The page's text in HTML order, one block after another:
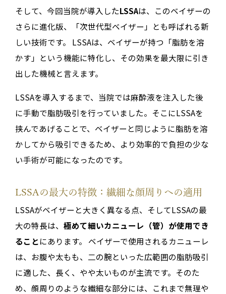
そして、今回当院が導入したLSSAは、このベイザーの
さらに進化版、「次世代型ベイザー」とも呼ばれる新
しい技術です。 LSSAは、ベイザーが持つ「脂肪を溶
かす」という機能に特化し、その効果を最大限に引き
出した機械と言えます。
LSSAを導入するまで、当院では麻酔液を注入した後
に手動で脂肪吸引を行っていました。そこにLSSAを
挟んであげることで、ベイザーと同じように脂肪を溶
かしてから吸引できるため、より効率的で負担の少な
い手術が可能になったのです。
LSSAの最大の特徴：繊細な顔周りへの適用
LSSAがベイザーと大きく異なる点、そしてLSSAの最
大の特長は、 極めて細いカニューレ（管）が使用でき
ることにあります。 ベイザーで使用されるカニューレ
は、お腹や太もも、二の腕といった広範囲の脂肪吸引
に適した、長く、やや太いものが主流です。そのた
め、顔周りのような繊細な部分には、これまで無理や